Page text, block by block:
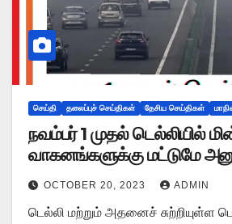
செய்தி தலைப்புச் செய்திகள் தேசிய செய்திகள்
நவம்பர் 1 முதல் டெல்லியில்
வாகனங்களுக்கு மட்டுமே
OCTOBER 20, 2023 ADMIN
டெல்லி மற்றும் அதனைச் சுற்றியுள்ள